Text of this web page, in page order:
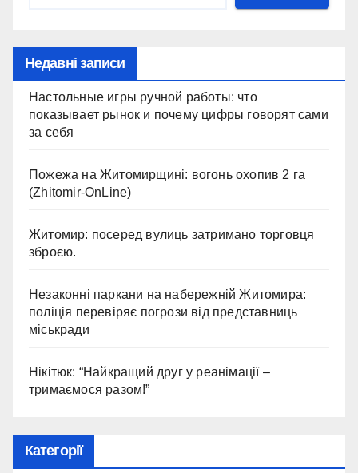
Недавні записи
Настольные игры ручной работы: что
показывает рынок и почему цифры говорят сами
за себя
Пожежа на Житомирщині: вогонь охопив 2 га
(Zhitomir-OnLine)
Житомир: посеред вулиць затримано торговця
зброєю.
Незаконні паркани на набережній Житомира:
поліція перевіряє погрози від представниць
міськради
Нікітюк: “Найкращий друг у реанімації –
тримаємося разом!”
Категорії